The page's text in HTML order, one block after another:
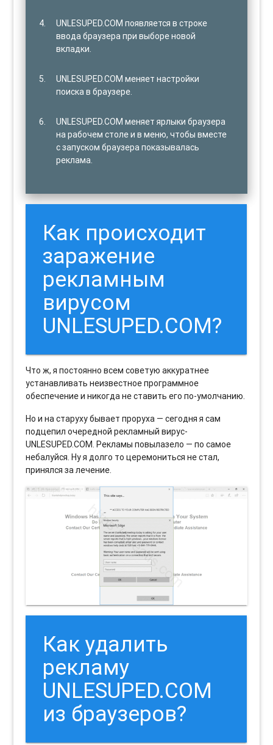
UNLESUPED.COM появляется в строке
ввода браузера при выборе новой
вкладки.
UNLESUPED.COM меняет настройки
поиска в браузере.
UNLESUPED.COM меняет ярлыки браузера
на рабочем столе и в меню, чтобы вместе
с запуском браузера показывалась
реклама.
Как происходит
заражение
рекламным
вирусом
UNLESUPED.COM?
Что ж, я постоянно всем советую аккуратнее
устанавливать неизвестное программное
обеспечение и никогда не ставить его по-умолчанию.
Но и на старуху бывает проруха — сегодня я сам
подцепил очередной рекламный вирус-
UNLESUPED.COM. Рекламы повылазело — по самое
небалуйся. Ну я долго то церемониться не стал,
принялся за лечение.
Как удалить
рекламу
UNLESUPED.COM
из браузеров?